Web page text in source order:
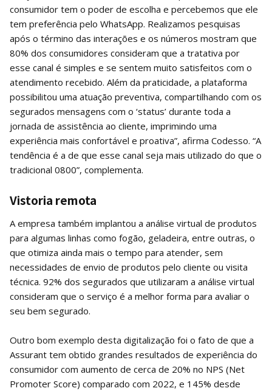
consumidor tem o poder de escolha e percebemos que ele
tem preferência pelo WhatsApp. Realizamos pesquisas
após o término das interações e os números mostram que
80% dos consumidores consideram que a tratativa por
esse canal é simples e se sentem muito satisfeitos com o
atendimento recebido. Além da praticidade, a plataforma
possibilitou uma atuação preventiva, compartilhando com os
segurados mensagens com o ‘status’ durante toda a
jornada de assistência ao cliente, imprimindo uma
experiência mais confortável e proativa”, afirma Codesso. “A
tendência é a de que esse canal seja mais utilizado do que o
tradicional 0800”, complementa.
Vistoria remota
A empresa também implantou a análise virtual de produtos
para algumas linhas como fogão, geladeira, entre outras, o
que otimiza ainda mais o tempo para atender, sem
necessidades de envio de produtos pelo cliente ou visita
técnica. 92% dos segurados que utilizaram a análise virtual
consideram que o serviço é a melhor forma para avaliar o
seu bem segurado.
Outro bom exemplo desta digitalização foi o fato de que a
Assurant tem obtido grandes resultados de experiência do
consumidor com aumento de cerca de 20% no NPS (Net
Promoter Score) comparado com 2022, e 145% desde